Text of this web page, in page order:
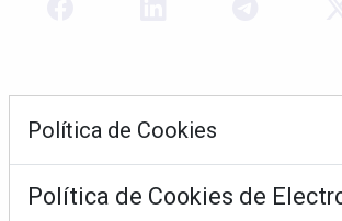
Política de Cookies
Política de Cookies de